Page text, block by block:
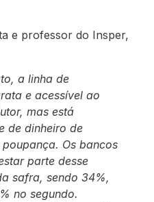
e professor do Insper,
a linha de
e acessível ao
mas está
de dinheiro de
Os bancos
parte desse
safra, sendo 34%,
no segundo.